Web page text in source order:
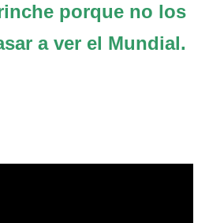
porque no los
a ver el Mundial.